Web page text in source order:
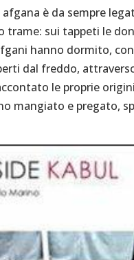
afgana è da sempre
trame: sui tappeti le
hanno dormito,
dal freddo,
le proprie
mangiato e pregato,